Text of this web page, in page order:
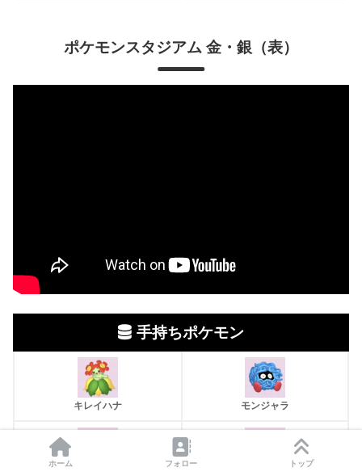
ポケモンスタジアム 金・銀 （表）
手持ちポケモン
キレイハナ モンジャラ
ホーム フォロー トップ